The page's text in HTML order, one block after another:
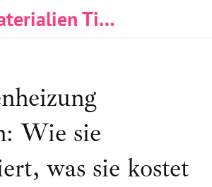
Bildungsmaterialien Tischlerei & Immobilien
Wie sie
was sie kostet